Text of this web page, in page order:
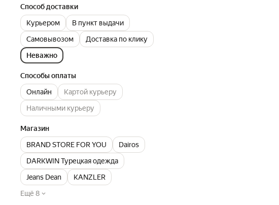
Способ доставки
Курьером
В пункт выдачи
Самовывозом
Доставка по клику
Неважно
Способы оплаты
Онлайн
Картой курьеру
Наличными курьеру
Магазин
BRAND STORE FOR YOU
Dairos
DARKWIN Турецкая одежда
Jeans Dean
KANZLER
Ещё 8